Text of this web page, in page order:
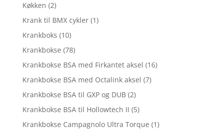
Køkken (2)
Krank til BMX cykler (1)
Krankboks (10)
Krankbokse (78)
Krankbokse BSA med Firkantet aksel (16)
Krankbokse BSA med Octalink aksel (7)
Krankbokse BSA til GXP og DUB (2)
Krankbokse BSA til Hollowtech II (5)
Krankbokse Campagnolo Ultra Torque (1)